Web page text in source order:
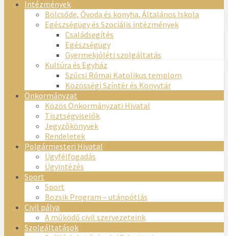
Intézmények
Bölcsőde, Óvoda és konyha, Általános Iskola
Egészségügy és Szociális intézmények
Családsegítés
Egészségügy
Gyermekjóléti szolgáltatás
Kultúra és Egyház
Szűcsi Római Katolikus templom
Közösségi Színtér és Könyvtár
Önkormányzat
Közös Önkormányzati Hivatal
Tisztségviselők
Jegyzőkönyvek
Rendeletek
Polgármesteri Hivatal
Ügyfélfogadás
Ügyintézés
Sport
Sport
Bozsik Program – utánpótlás
Civil pálya
A működő civil szervezeteink
Szolgáltatások